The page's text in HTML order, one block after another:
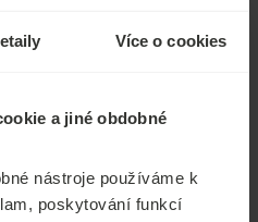
Více o cookies
a jiné obdobné
nástroje používáme k
poskytování funkcí
zde. Pokud se chcete připojit k
další slevy, výhody nebo chcete jen